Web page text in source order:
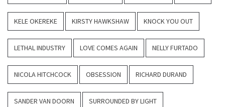
KELE OKEREKE KIRSTY HAWKSHAW KNOCK YOU OUT
LETHAL INDUSTRY LOVE COMES AGAIN NELLY FURTADO
NICOLA HITCHCOCK OBSESSION RICHARD DURAND
SANDER VAN DOORN SURROUNDED BY LIGHT